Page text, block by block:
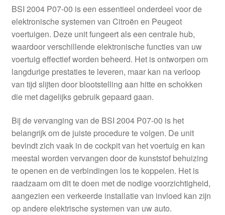
BSI 2004 P07-00 is een essentieel onderdeel voor de
elektronische systemen van Citroën en Peugeot
voertuigen. Deze unit fungeert als een centrale hub,
waardoor verschillende elektronische functies van uw
voertuig effectief worden beheerd. Het is ontworpen om
langdurige prestaties te leveren, maar kan na verloop
van tijd slijten door blootstelling aan hitte en schokken
die met dagelijks gebruik gepaard gaan.
Bij de vervanging van de BSI 2004 P07-00 is het
belangrijk om de juiste procedure te volgen. De unit
bevindt zich vaak in de cockpit van het voertuig en kan
meestal worden vervangen door de kunststof behuizing
te openen en de verbindingen los te koppelen. Het is
raadzaam om dit te doen met de nodige voorzichtigheid,
aangezien een verkeerde installatie van invloed kan zijn
op andere elektrische systemen van uw auto.